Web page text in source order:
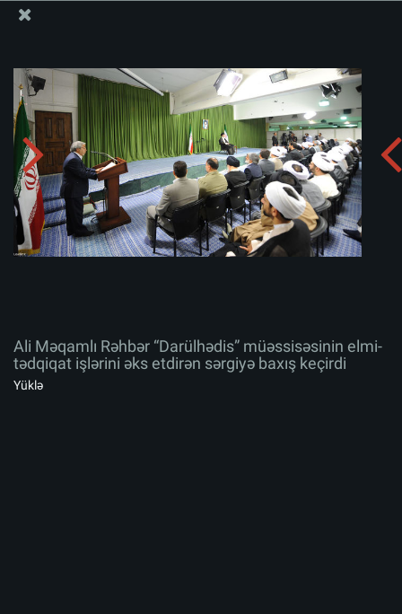
Ali Məqamlı Rəhbər “Darülhədis” müəssisəsinin elmi-
tədqiqat işlərini əks etdirən sərgiyə baxış keçirdi
Albomu yüklə:
Ali Məqamlı Rəhbər “Darülhədis” müəssisəsinin elmi-
tədqiqat işlərini əks etdirən sərgiyə baxış keçirdi
Yüklə